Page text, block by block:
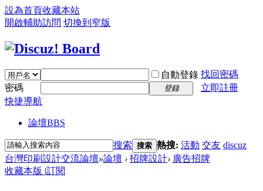
設為首頁收藏本站
開啟輔助訪問 切換到窄版
自動登錄 找回密碼
密碼
登錄
立即註冊
快捷導航
論壇BBS
搜索 搜索 熱搜: 活動 交友 discuz
台灣印刷設計交流論壇»論壇 › 招牌設計› 廣告招牌
收藏本版 |訂閱